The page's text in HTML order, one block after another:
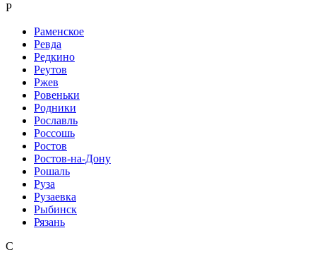
Р
Раменское
Ревда
Редкино
Реутов
Ржев
Ровеньки
Родники
Рославль
Россошь
Ростов
Ростов-на-Дону
Рошаль
Руза
Рузаевка
Рыбинск
Рязань
С